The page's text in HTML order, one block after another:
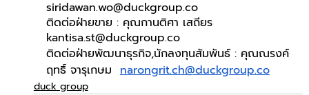
siridawan.wo@duckgroup.co
ติดต่อฝ่ายขาย : คุณกานติศา เสถียร
kantisa.st@duckgroup.co
ติดต่อฝ่ายพัฒนาธุรกิจ,นักลงทุนสัมพันธ์ : คุณณรงค์
ฤทธิ์ จารุเกษม narongrit.ch@duckgroup.co
duck group